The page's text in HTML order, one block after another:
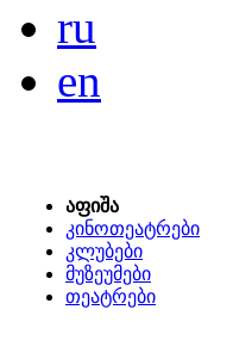
ru
en
აფიშა
კინოთეატრები
კლუბები
მუზეუმები
თეატრები